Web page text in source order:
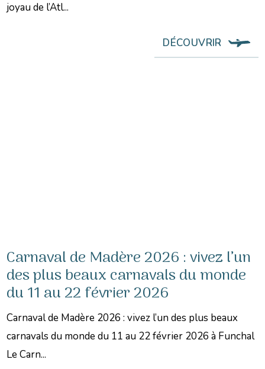
joyau de l’Atl...
DÉCOUVRIR
Carnaval de Madère 2026 : vivez l’un
des plus beaux carnavals du monde
du 11 au 22 février 2026
Carnaval de Madère 2026 : vivez l’un des plus beaux
carnavals du monde du 11 au 22 février 2026 à Funchal
Le Carn...